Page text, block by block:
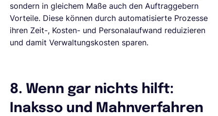
sondern in gleichem Maße auch den Auftraggebern
Vorteile. Diese können durch automatisierte Prozesse
ihren Zeit-, Kosten- und Personalaufwand reduizieren
und damit Verwaltungskosten sparen.
8. Wenn gar nichts hilft:
Inaksso und Mahnverfahren